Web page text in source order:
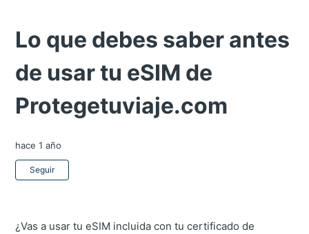
Lo que debes saber antes
de usar tu eSIM de
Protegetuviaje.com
hace 1 año
Seguir
¿Vas a usar tu eSIM incluida con tu certificado de